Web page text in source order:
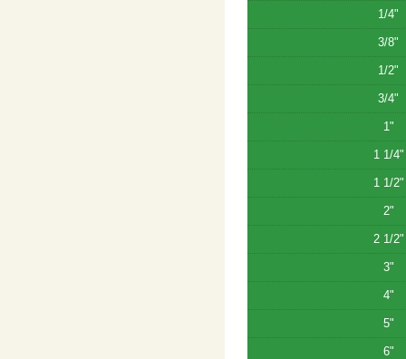
1/4"
3/8"
1/2"
3/4"
1"
1 1/4"
1 1/2"
2"
2 1/2"
3"
4"
5"
6"